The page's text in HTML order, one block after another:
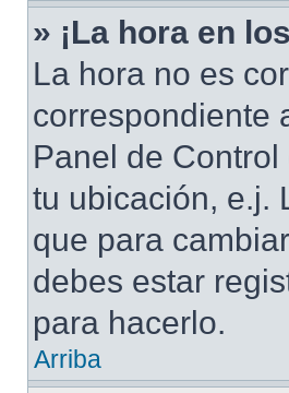
» ¡La hora en
La hora no es
correspondiente
Panel de
tu ubicación, e.j.
que para
debes estar
para hacerlo.
Arriba